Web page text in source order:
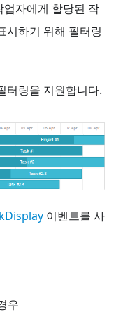
업자에게 할당된 작
시하기 위해 필터링
링을 지원합니다.
이벤트를 사
우